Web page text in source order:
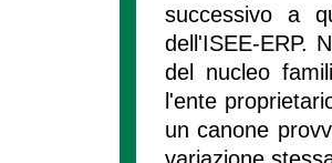
successivo a
dell'ISEE-ERP.
del nucleo
l'ente
un canone